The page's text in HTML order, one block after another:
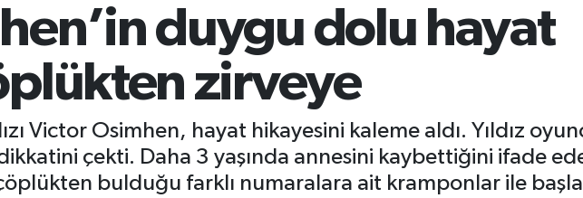
BİST100 %64
duygu dolu hayat
zirveye
Victor Osimhen, hayat hikayesini kaleme aldı. Yıldız
çekti. Daha 3 yaşında annesini kaybettiğini ifade
bulduğu farklı numaralara ait kramponlar ile